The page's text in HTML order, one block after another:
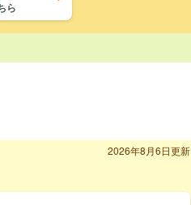
ら
2026年8月6日更新